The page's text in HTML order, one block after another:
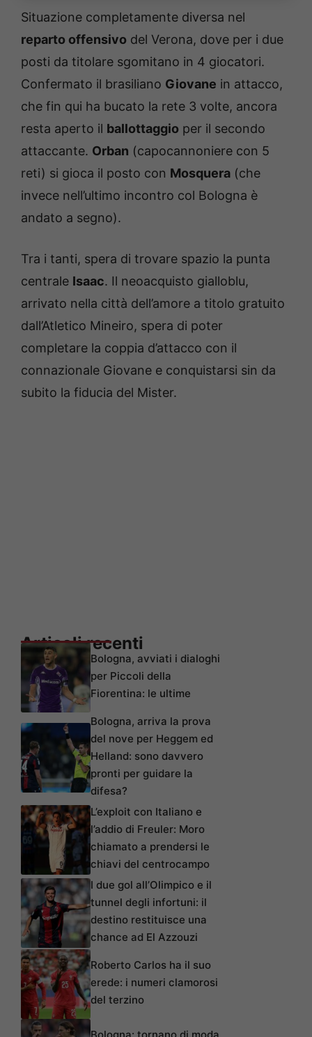
Situazione completamente diversa nel
reparto offensivo del Verona, dove per i due
posti da titolare sgomitano in 4 giocatori.
Confermato il brasiliano Giovane in attacco,
che fin qui ha bucato la rete 3 volte, ancora
resta aperto il ballottaggio per il secondo
attaccante. Orban (capocannoniere con 5
reti) si gioca il posto con Mosquera (che
invece nell’ultimo incontro col Bologna è
andato a segno).
Tra i tanti, spera di trovare spazio la punta
centrale Isaac. Il neoacquisto gialloblu,
arrivato nella città dell’amore a titolo gratuito
dall’Atletico Mineiro, spera di poter
completare la coppia d’attacco con il
connazionale Giovane e conquistarsi sin da
subito la fiducia del Mister.
Articoli recenti
Bologna, avviati i dialoghi
per Piccoli della
Fiorentina: le ultime
Bologna, arriva la prova
del nove per Heggem ed
Helland: sono davvero
pronti per guidare la
difesa?
L’exploit con Italiano e
l’addio di Freuler: Moro
chiamato a prendersi le
chiavi del centrocampo
I due gol all’Olimpico e il
tunnel degli infortuni: il
destino restituisce una
chance ad El Azzouzi
Roberto Carlos ha il suo
erede: i numeri clamorosi
del terzino